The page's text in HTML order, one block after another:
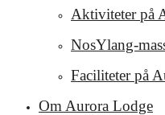
Aktiviteter på
NosYlang-
Faciliteter på
Om Aurora Lodge